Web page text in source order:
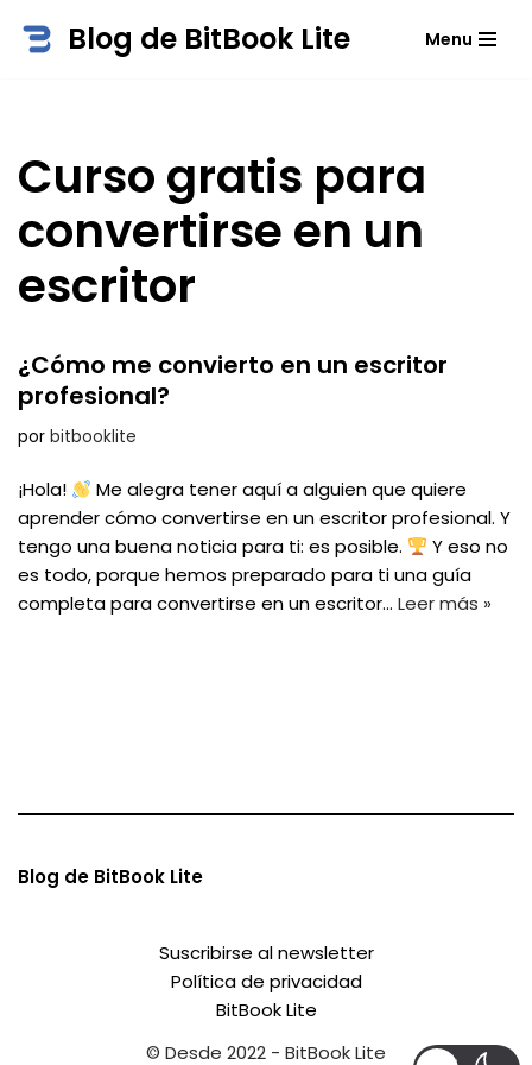
Blog de BitBook Lite Menu
Curso gratis para
convertirse en un
escritor
¿Cómo me convierto en un escritor
profesional?
por bitbooklite
¡Hola!
Me alegra tener aquí a alguien que quiere
aprender cómo convertirse en un escritor profesional. Y
tengo una buena noticia para ti: es posible.
Y eso no
es todo, porque hemos preparado para ti una guía
completa para convertirse en un escritor… Leer más »
Blog de BitBook Lite
Suscribirse al newsletter
Política de privacidad
BitBook Lite
© Desde 2022 - BitBook Lite